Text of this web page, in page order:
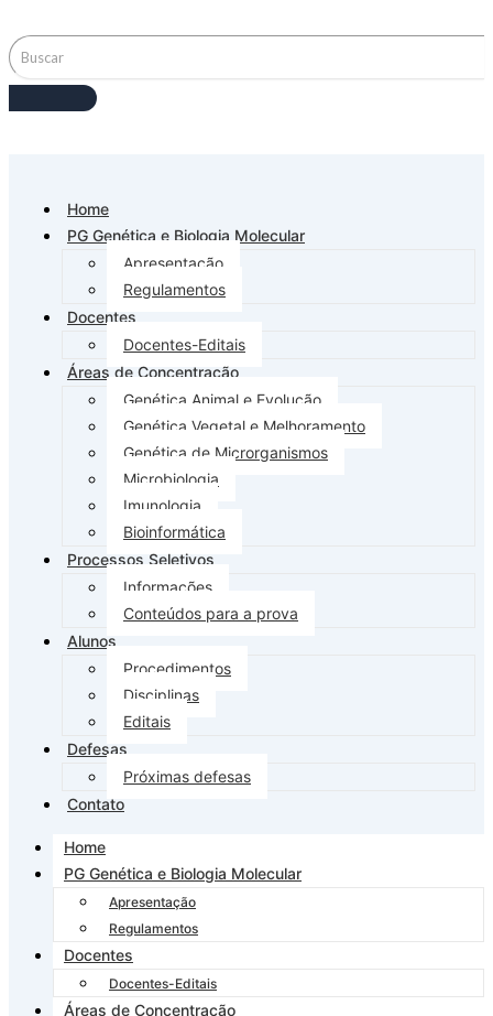
Home
PG Genética e Biologia Molecular
Apresentação
Regulamentos
Docentes
Docentes-Editais
Áreas de Concentração
Genética Animal e Evolução
Genética Vegetal e Melhoramento
Genética de Microrganismos
Microbiologia
Imunologia
Bioinformática
Processos Seletivos
Informações
Conteúdos para a prova
Alunos
Procedimentos
Disciplinas
Editais
Defesas
Próximas defesas
Contato
Home
PG Genética e Biologia Molecular
Apresentação
Regulamentos
Docentes
Docentes-Editais
Áreas de Concentração